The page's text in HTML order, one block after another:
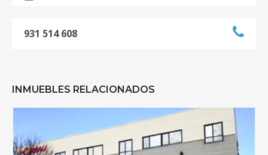
931 514 608
INMUEBLES RELACIONADOS